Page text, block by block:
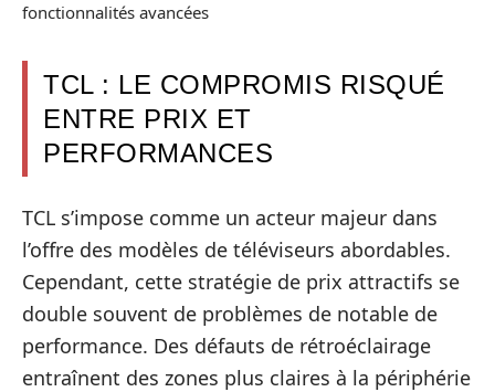
fonctionnalités avancées
TCL : LE COMPROMIS RISQUÉ
ENTRE PRIX ET
PERFORMANCES
TCL s’impose comme un acteur majeur dans
l’offre des modèles de téléviseurs abordables.
Cependant, cette stratégie de prix attractifs se
double souvent de problèmes de notable de
performance. Des défauts de rétroéclairage
entraînent des zones plus claires à la périphérie